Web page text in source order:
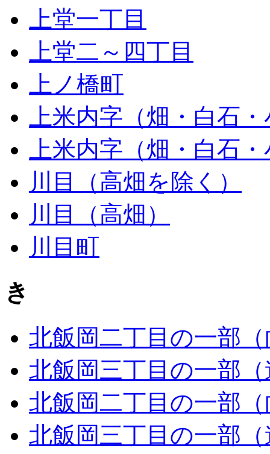
上堂一丁目
上堂二～四丁目
上ノ橋町
上米内字（畑・白石
上米内字（畑・白石
川目（高畑を除く）
川目（高畑）
川目町
き
北飯岡二丁目の一部
北飯岡三丁目の一部
北飯岡二丁目の一部
北飯岡三丁目の一部